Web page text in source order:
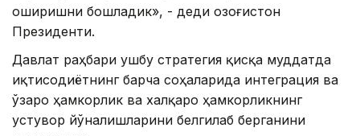
оширишни бошладик», - деди Қозоғистон
Президенти.
Давлат раҳбари ушбу стратегия қисқа муддатда
иқтисодиётнинг барча соҳаларида интеграция ва
ўзаро ҳамкорлик ва халқаро ҳамкорликнинг
устувор йўналишларини белгилаб берганини